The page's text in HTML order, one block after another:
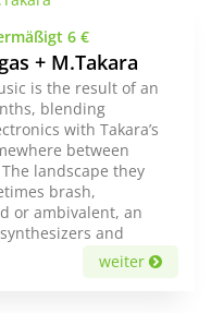
6 €
+ M.Takara
is the result of an
blending
with Takara’s
between
landscape they
brash,
or ambivalent, an
and
weiter